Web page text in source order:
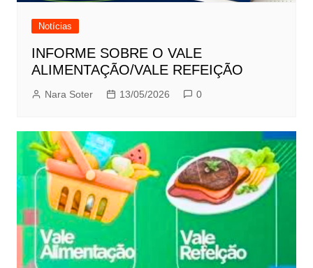
Notícias
INFORME SOBRE O VALE
ALIMENTAÇÃO/VALE REFEIÇÃO
Nara Soter 13/05/2026 0